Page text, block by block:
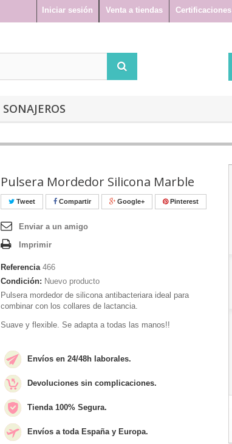
Certificaciones
Venta a tiendas
Iniciar sesión
SONAJEROS
Pulsera Mordedor Silicona Marble
Tweet Compartir Google+ Pinterest
Enviar a un amigo
Imprimir
Referencia 466
Condición: Nuevo producto
Pulsera mordedor de silicona antibacteriara ideal para
combinar con los collares de lactancia.
Suave y flexible. Se adapta a todas las manos!!
Envíos en 24/48h laborales.
Devoluciones sin complicaciones.
Tienda 100% Segura.
Envíos a toda España y Europa.